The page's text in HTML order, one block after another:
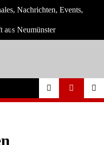
Nachrichten, Events,
aus Neumünster
Szene
aus